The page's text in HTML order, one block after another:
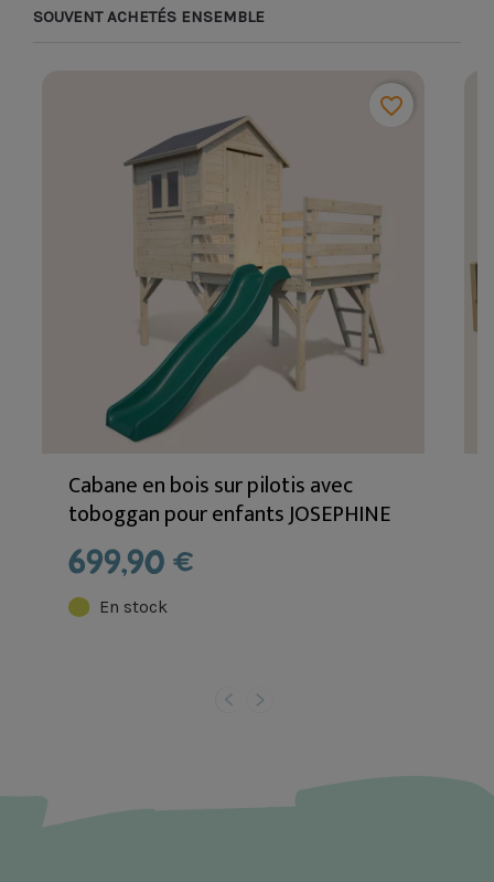
SOUVENT ACHETÉS ENSEMBLE
Cabane en bois sur pilotis avec
toboggan pour enfants JOSEPHINE
699,90 €
En stock
favorite_border